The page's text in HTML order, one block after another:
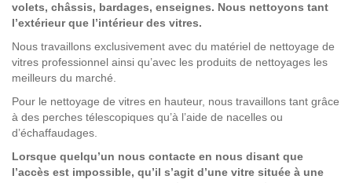
volets, châssis, bardages, enseignes. Nous nettoyons tant
l’extérieur que l’intérieur des vitres.
Nous travaillons exclusivement avec du matériel de nettoyage de
vitres professionnel ainsi qu’avec les produits de nettoyages les
meilleurs du marché.
Pour le nettoyage de vitres en hauteur, nous travaillons tant grâce
à des perches télescopiques qu’à l’aide de nacelles ou
d’échaffaudages.
Lorsque quelqu’un nous contacte en nous disant que
l’accès est impossible, qu’il s’agit d’une vitre située à une